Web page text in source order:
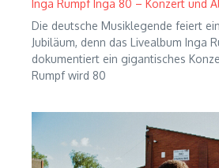
Inga Rumpf Inga 80 – Konzert und
Die deutsche Musiklegende feiert
Jubiläum, denn das Livealbum Inga
dokumentiert ein gigantisches
Rumpf wird 80